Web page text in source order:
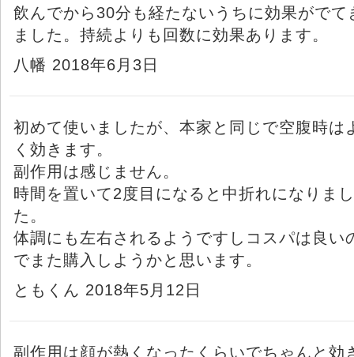
飲んでから30分も経たないうちに効果がでて
ました。持続よりも回数に効果あります。
八幡 2018年6月3日
初めて使いましたが、本家と同じで空腹時は
く効きます。
副作用は感じません。
時間を置いて2度目になると中折れになりまし
た。
体調にも左右されるようですしコスパは良い
でまた購入しようかと思います。
ともくん 2018年5月12日
副作用は顔が熱くなったくらいでちゃんと効